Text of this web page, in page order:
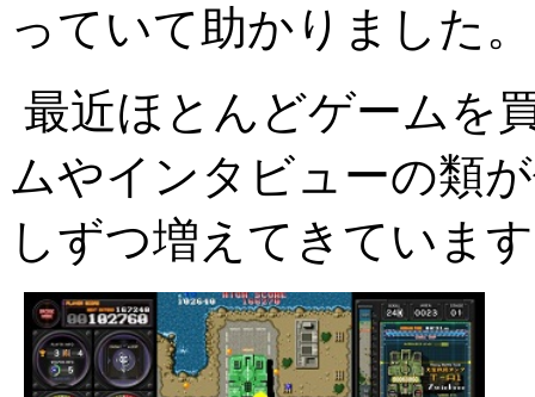
っていて助かりました。
最近ほとんどゲームを
ムやインタビューの類
しずつ増えてきていま